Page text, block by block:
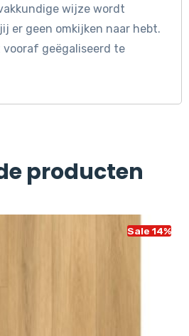
wijze wordt
er geen omkijken naar hebt.
geëgaliseerd te
producten
Sale 14%